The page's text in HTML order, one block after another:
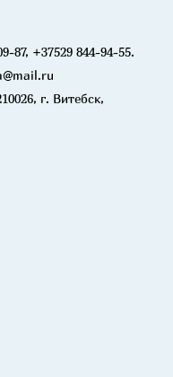
87, +37529 844-94-55.
г. Витебск,